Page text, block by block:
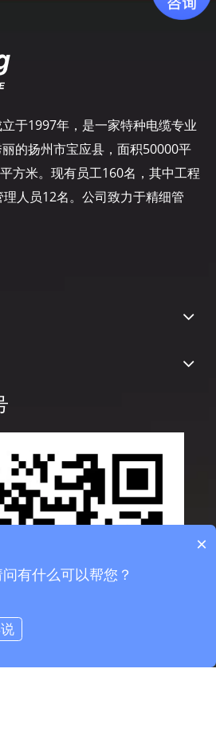
于1997年，是一家特种电缆专业
的扬州市宝应县，面积50000平
方米。现有员工160名，其中工程
人员12名。公司致力于精细管
15358868788
凤鸣公众号
×
有什么可以帮您？